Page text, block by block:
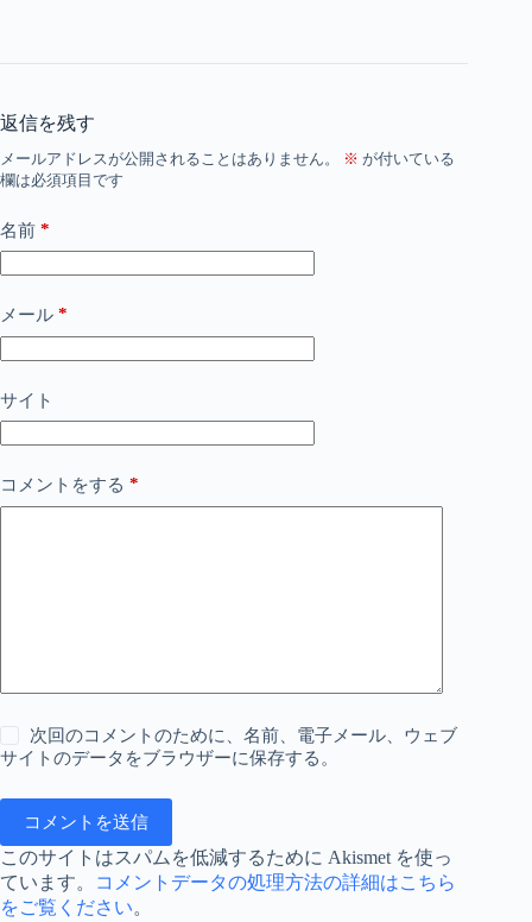
返信を残す
メールアドレスが公開されることはありません。 ※ が付いている
欄は必須項目です
名前 *
メール *
サイト
コメントをする *
次回のコメントのために、名前、電子メール、ウェブ
サイトのデータをブラウザーに保存する。
コメントを送信
このサイトはスパムを低減するために Akismet を使っ
ています。
コメントデータの処理方法の詳細はこちら
をご覧ください。